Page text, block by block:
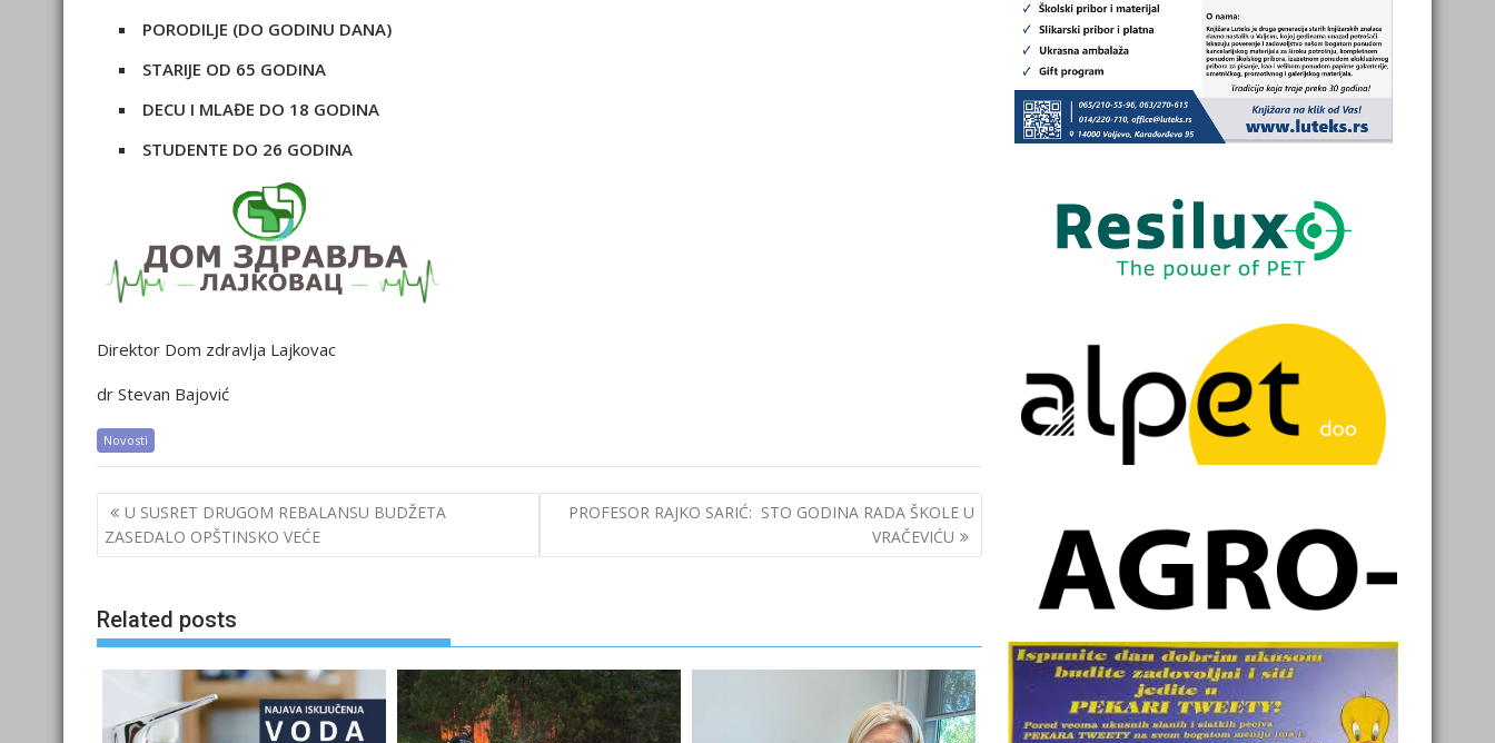
PORODILJE (DO GODINU DANA)
STARIJE OD 65 GODINA
DECU I MLAĐE DO 18 GODINA
STUDENTE DO 26 GODINA
Direktor Dom zdravlja Lajkovac
dr Stevan Bajović
Novosti
Post
navigation
U SUSRET DRUGOM REBALANSU BUDŽETA
ZASEDALO OPŠTINSKO VEĆE
PROFESOR RAJKO SARIĆ: STO GODINA RADA ŠKOLE U
VRAČEVIĆU
Related posts